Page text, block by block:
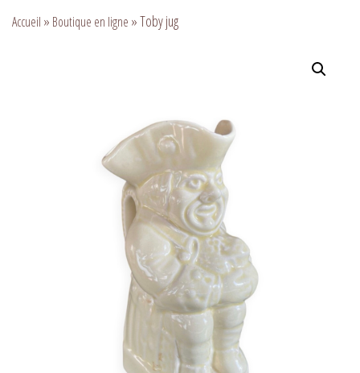
Accueil » Boutique en ligne »Toby jug